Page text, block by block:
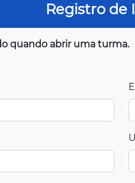
Registro de
quando abrir uma turma.